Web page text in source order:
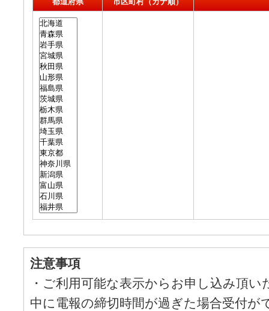
注意事項
・ご利用可能な表示からお申し込み頂い
中に電報の締切時間が過ぎた場合受付が